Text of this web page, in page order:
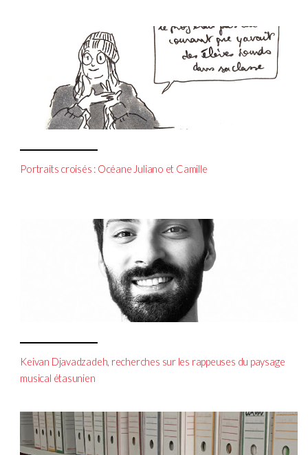
Portraits croisés : Océane Juliano et Camille
Keivan Djavadzadeh, recherches sur les rappeuses du paysage
musical étasunien